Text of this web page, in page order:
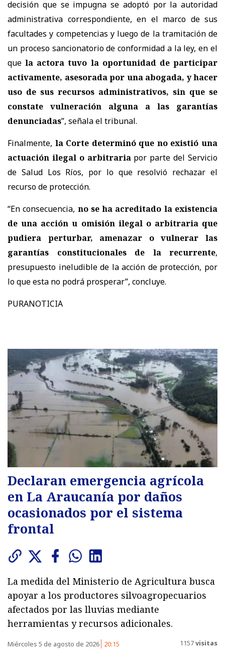
decisión que se impugna se adoptó por la autoridad
administrativa correspondiente, en el marco de sus
facultades y competencias y luego de la tramitación de
un proceso sancionatorio de conformidad a la ley, en el
que la actora tuvo la oportunidad de participar
activamente, asesorada por una abogada, y hacer
uso de sus recursos administrativos, sin que se
constate vulneración alguna a las garantías
denunciadas”, señala el tribunal.
Finalmente, la Corte determinó que no existió una
actuación ilegal o arbitrariapor parte del Servicio
de Salud Los Ríos, por lo que resolvió rechazar el
recurso de protección.
“En consecuencia, no se ha acreditado la existencia
de una acción u omisión ilegal o arbitraria que
pudiera perturbar, amenazar o vulnerar las
garantías constitucionales de la recurrente,
presupuesto ineludible de la acción de protección, por
lo que esta no podrá prosperar”, concluye.
PURANOTICIA
Declaran emergencia agrícola
en La Araucanía por daños
ocasionados por el sistema
frontal
La medida del Ministerio de Agricultura busca
apoyar a los productores silvoagropecuarios
afectados por las lluvias mediante
herramientas y recursos adicionales.
Miércoles 5 de agosto de 2026 20:15 1157visitas